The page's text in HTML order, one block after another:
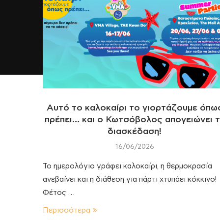
Αυτό το καλοκαίρι το γιορτάζουμε
πρέπει… και ο Κωτσόβολος απογειώνει
διασκέδαση!
16/06/2026
Το ημερολόγιο γράφει καλοκαίρι, η θερμοκρασία
ανεβαίνει και η διάθεση για πάρτι χτυπάει κόκκινο!
Φέτος …
Περισσότερα